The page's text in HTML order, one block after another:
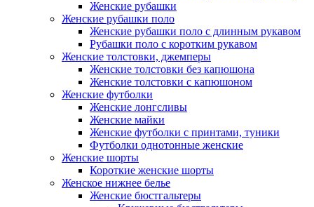
Женские рубашки
Женские рубашки поло
Женские рубашки поло с длинным рукавом
Рубашки поло с коротким рукавом
Женские толстовки, джемперы
Женские толстовки без капюшона
Женские толстовки с капюшоном
Женские футболки
Женские лонгсливы
Женские майки
Женские футболки с принтами, туники
Футболки однотонные женские
Женские шорты
Короткие женские шорты
Женское нижнее белье
Женские бюстгальтеры